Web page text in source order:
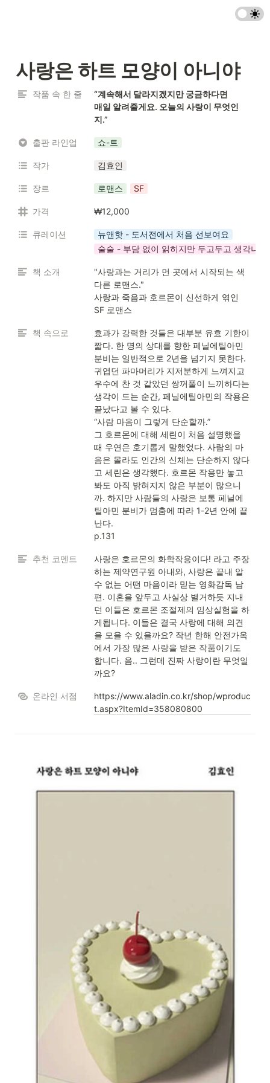
사랑은 하트 모양이 아니야
작품 속 한 줄
“계속해서 달라지겠지만 궁금하다면
매일 알려줄게요. 오늘의 사랑이 무엇인
지.”
출판 라인업 쇼-트
작가 김효인
장르 로맨스 SF
가격 ₩12,000
큐레이션
뉴앤핫 - 도서전에서 처음 선보여요
술술 - 부담 없이 읽히지만 두고두고 생각나는
책 소개
"사랑과는 거리가 먼 곳에서 시작되는 색
다른 로맨스."
사랑과 죽음과 호르몬이 신선하게 엮인
SF 로맨스
책 속으로
효과가 강력한 것들은 대부분 유효 기한이
짧다. 한 명의 상대를 향한 페닐에틸아민
분비는 일반적으로 2년을 넘기지 못한다.
귀엽던 파마머리가 지저분하게 느껴지고
우수에 찬 것 같았던 쌍꺼풀이 느끼하다는
생각이 드는 순간, 페닐에틸아민의 작용은
끝났다고 볼 수 있다.
“사람 마음이 그렇게 단순할까.”
그 호르몬에 대해 세린이 처음 설명했을
때 우연은 호기롭게 말했었다. 사람의 마
음은 몰라도 인간의 신체는 단순하지 않다
고 세린은 생각했다. 호르몬 작용만 놓고
봐도 아직 밝혀지지 않은 부분이 많으니
까. 하지만 사람들의 사랑은 보통 페닐에
틸아민 분비가 멈춤에 따라 1-2년 안에 끝
난다.
p.131
추천 코멘트
사랑은 호르몬의 화학작용이다! 라고 주장
하는 제약연구원 아내와, 사랑은 끝내 알
수 없는 어떤 마음이라 믿는 영화감독 남
편. 이혼을 앞두고 사실상 별거하듯 지내
던 이들은 호르몬 조절제의 임상실험을 하
게됩니다. 이들은 결국 사랑에 대해 의견
을 모을 수 있을까요? 작년 한해 안전가옥
에서 가장 많은 사랑을 받은 작품이기도
합니다. 음.. 그런데 진짜 사랑이란 무엇일
까요?
온라인 서점
https://www.aladin.co.kr/shop/wproduc
t.aspx?ItemId=358080800